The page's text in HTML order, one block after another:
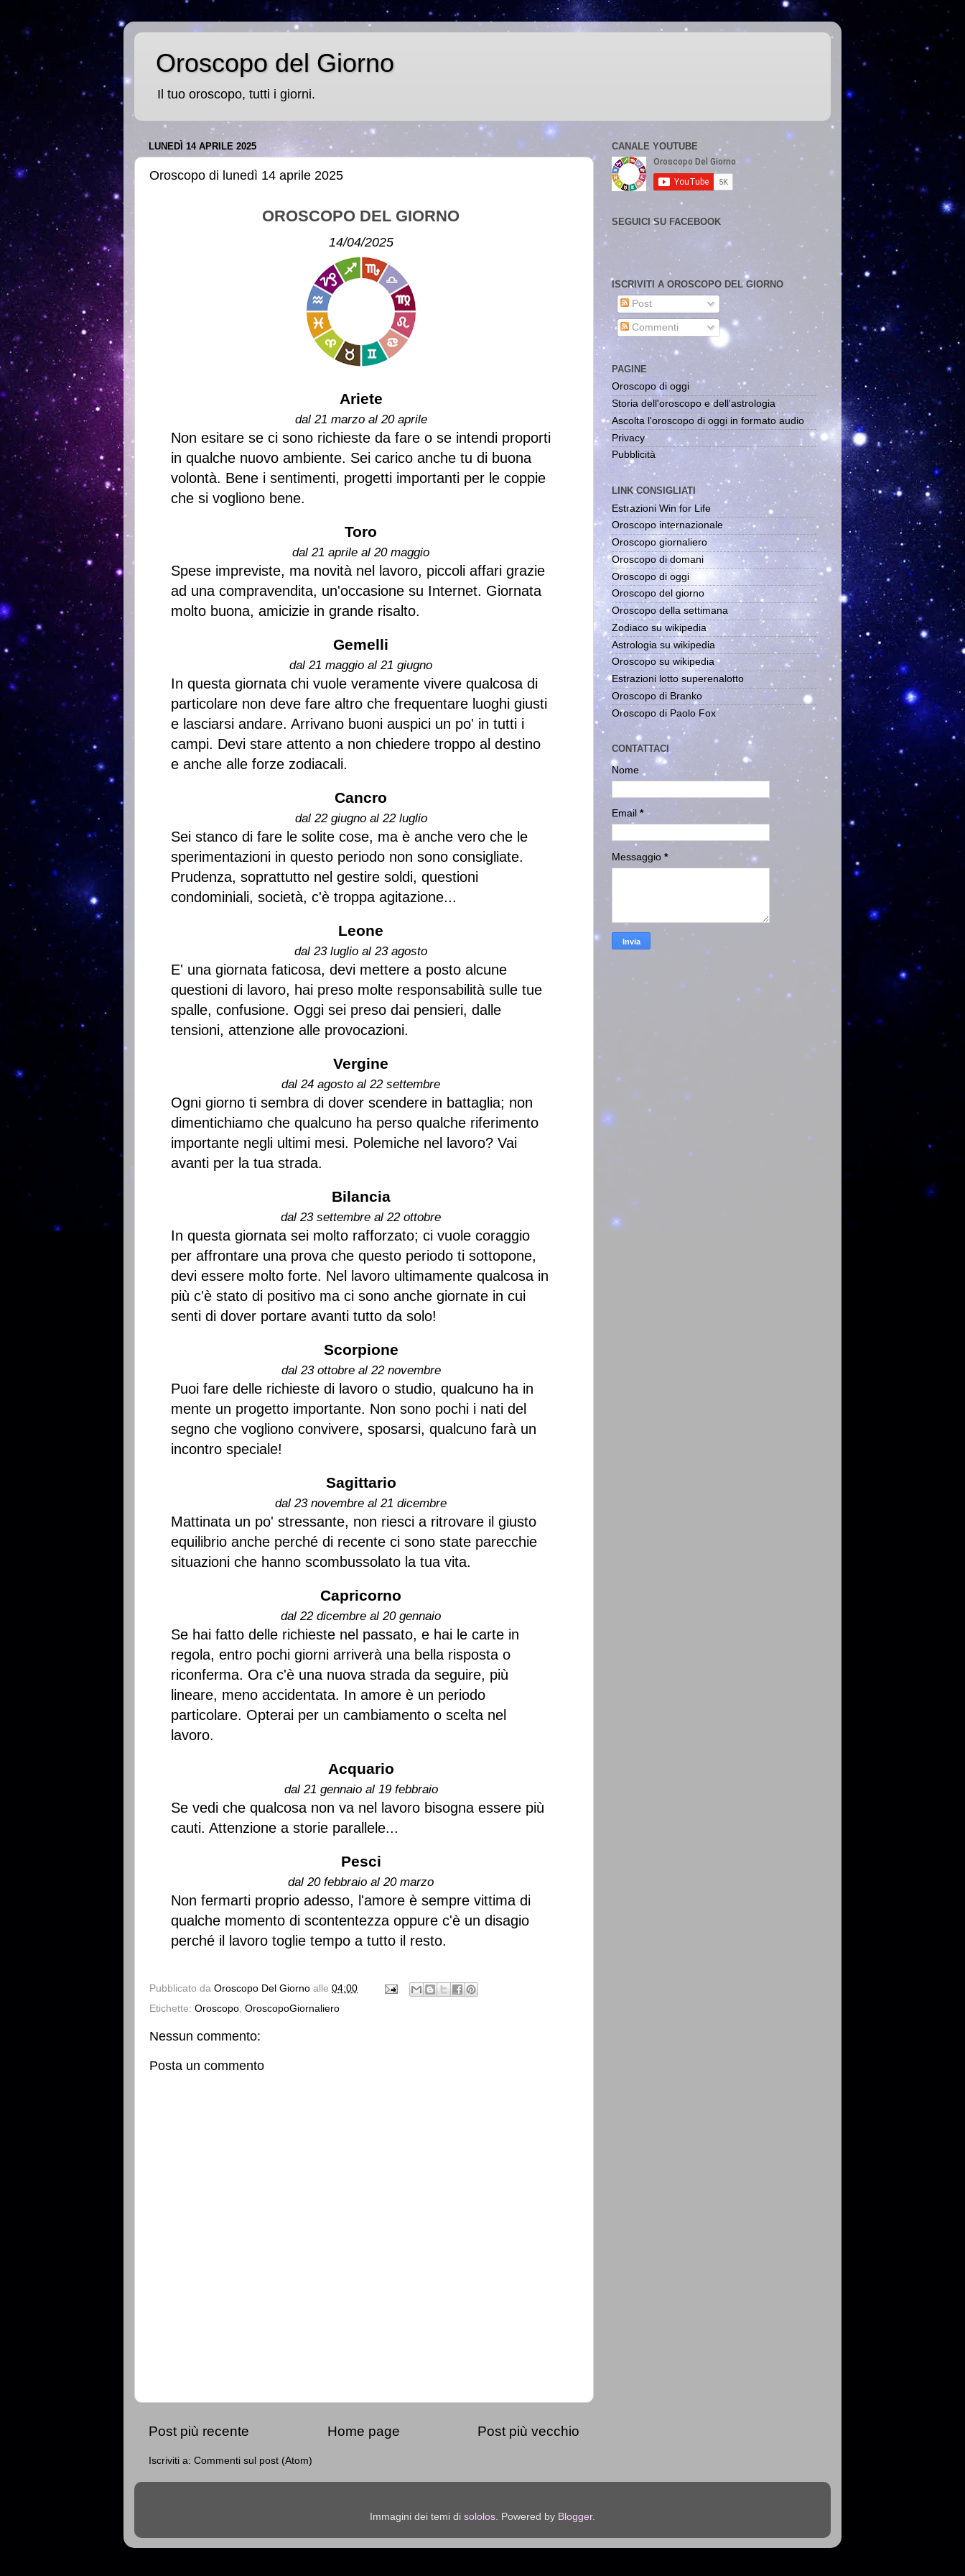
Oroscopo del Giorno
Il tuo oroscopo, tutti i giorni.
LUNEDÌ 14 APRILE 2025
Oroscopo di lunedì 14 aprile 2025
OROSCOPO DEL GIORNO
14/04/2025
Ariete
dal 21 marzo al 20 aprile
Non esitare se ci sono richieste da fare o se intendi proporti
in qualche nuovo ambiente. Sei carico anche tu di buona
volontà. Bene i sentimenti, progetti importanti per le coppie
che si vogliono bene.
Toro
dal 21 aprile al 20 maggio
Spese impreviste, ma novità nel lavoro, piccoli affari grazie
ad una compravendita, un'occasione su Internet. Giornata
molto buona, amicizie in grande risalto.
Gemelli
dal 21 maggio al 21 giugno
In questa giornata chi vuole veramente vivere qualcosa di
particolare non deve fare altro che frequentare luoghi giusti
e lasciarsi andare. Arrivano buoni auspici un po' in tutti i
campi. Devi stare attento a non chiedere troppo al destino
e anche alle forze zodiacali.
Cancro
dal 22 giugno al 22 luglio
Sei stanco di fare le solite cose, ma è anche vero che le
sperimentazioni in questo periodo non sono consigliate.
Prudenza, soprattutto nel gestire soldi, questioni
condominiali, società, c'è troppa agitazione...
Leone
dal 23 luglio al 23 agosto
E' una giornata faticosa, devi mettere a posto alcune
questioni di lavoro, hai preso molte responsabilità sulle tue
spalle, confusione. Oggi sei preso dai pensieri, dalle
tensioni, attenzione alle provocazioni.
Vergine
dal 24 agosto al 22 settembre
Ogni giorno ti sembra di dover scendere in battaglia; non
dimentichiamo che qualcuno ha perso qualche riferimento
importante negli ultimi mesi. Polemiche nel lavoro? Vai
avanti per la tua strada.
Bilancia
dal 23 settembre al 22 ottobre
In questa giornata sei molto rafforzato; ci vuole coraggio
per affrontare una prova che questo periodo ti sottopone,
devi essere molto forte. Nel lavoro ultimamente qualcosa in
più c'è stato di positivo ma ci sono anche giornate in cui
senti di dover portare avanti tutto da solo!
Scorpione
dal 23 ottobre al 22 novembre
Puoi fare delle richieste di lavoro o studio, qualcuno ha in
mente un progetto importante. Non sono pochi i nati del
segno che vogliono convivere, sposarsi, qualcuno farà un
incontro speciale!
Sagittario
dal 23 novembre al 21 dicembre
Mattinata un po' stressante, non riesci a ritrovare il giusto
equilibrio anche perché di recente ci sono state parecchie
situazioni che hanno scombussolato la tua vita.
Capricorno
dal 22 dicembre al 20 gennaio
Se hai fatto delle richieste nel passato, e hai le carte in
regola, entro pochi giorni arriverà una bella risposta o
riconferma. Ora c'è una nuova strada da seguire, più
lineare, meno accidentata. In amore è un periodo
particolare. Opterai per un cambiamento o scelta nel
lavoro.
Acquario
dal 21 gennaio al 19 febbraio
Se vedi che qualcosa non va nel lavoro bisogna essere più
cauti. Attenzione a storie parallele...
Pesci
dal 20 febbraio al 20 marzo
Non fermarti proprio adesso, l'amore è sempre vittima di
qualche momento di scontentezza oppure c'è un disagio
perché il lavoro toglie tempo a tutto il resto.
Pubblicato da Oroscopo Del Giorno alle 04:00
Etichette: Oroscopo OroscopoGiornaliero
Nessun commento:
Posta un commento
Post più recente Post più vecchio
Home page
Iscriviti a: Commenti sul post (Atom)
CANALE YOUTUBE
SEGUICI SU FACEBOOK
ISCRIVITI A OROSCOPO DEL GIORNO
Post
Commenti
PAGINE
Oroscopo di oggi
Storia dell'oroscopo e dell'astrologia
Ascolta l'oroscopo di oggi in formato audio
Privacy
Pubblicità
LINK CONSIGLIATI
Estrazioni Win for Life
Oroscopo internazionale
Oroscopo giornaliero
Oroscopo di domani
Oroscopo di oggi
Oroscopo del giorno
Oroscopo della settimana
Zodiaco su wikipedia
Astrologia su wikipedia
Oroscopo su wikipedia
Estrazioni lotto superenalotto
Oroscopo di Branko
Oroscopo di Paolo Fox
CONTATTACI
Nome
Email *
Messaggio *
Immagini dei temi di sololos . Powered by Blogger.